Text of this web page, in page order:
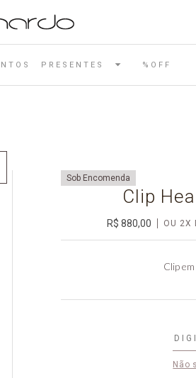
PRESENTES %OFF
Sob Encomenda
Clip
R$ 880,00 OU 2X
Clip
Não